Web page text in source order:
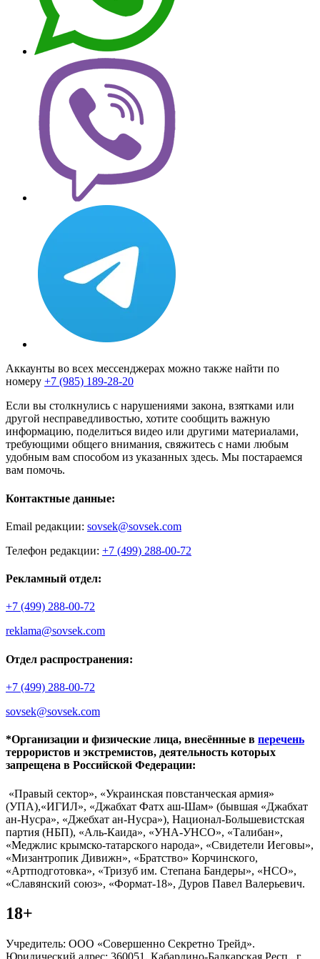
Аккаунты во всех мессенджерах можно также найти по
номеру +7 (985) 189-28-20
Если вы столкнулись с нарушениями закона, взятками или
другой несправедливостью, хотите сообщить важную
информацию, поделиться видео или другими материалами,
требующими общего внимания, свяжитесь с нами любым
удобным вам способом из указанных здесь. Мы постараемся
вам помочь.
Контактные данные:
Email редакции: sovsek@sovsek.com
Телефон редакции: +7 (499) 288-00-72
Рекламный отдел:
+7 (499) 288-00-72
reklama@sovsek.com
Отдел распространения:
+7 (499) 288-00-72
sovsek@sovsek.com
*Организации и физические лица, внесённные в перечень
террористов и экстремистов, деятельность которых
запрещена в Российской Федерации:
«Правый сектор», «Украинская повстанческая армия»
(УПА),«ИГИЛ», «Джабхат Фатх аш-Шам» (бывшая «Джабхат
ан-Нусра», «Джебхат ан-Нусра»), Национал-Большевистская
партия (НБП), «Аль-Каида», «УНА-УНСО», «Талибан»,
«Меджлис крымско-татарского народа», «Свидетели Иеговы»,
«Мизантропик Дивижн», «Братство» Корчинского,
«Артподготовка», «Тризуб им. Степана Бандеры», «НСО»,
«Славянский союз», «Формат-18», Дуров Павел Валерьевич.
18+
Учредитель: ООО «Совершенно Секретно Трейд».